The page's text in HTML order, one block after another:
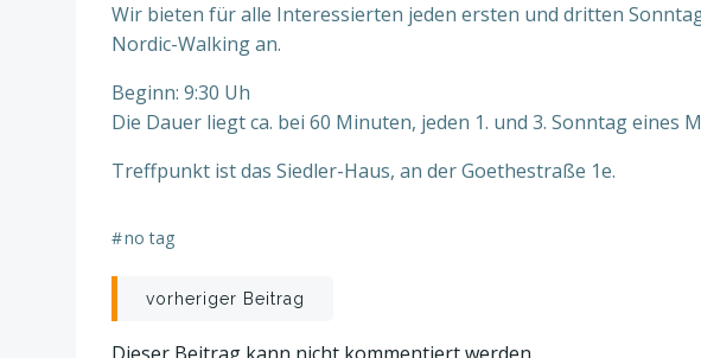
Wir bieten für alle Interessierten jeden ersten und dritten
Nordic-Walking an.
Beginn: 9:30 Uh
Die Dauer liegt ca. bei 60 Minuten, jeden 1. und 3. Sonntag eines
Treffpunkt ist das Siedler-Haus, an der Goethestraße 1e.
#no tag
Beitragsnavigation
vorheriger Beitrag